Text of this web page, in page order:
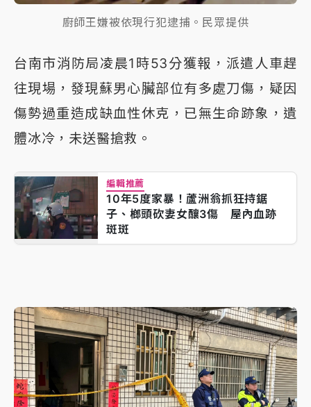
廚師王嫌被依現行犯逮捕。民眾提供
台南市消防局凌晨1時53分獲報，派遣人車趕
往現場，發現蘇男心臟部位有多處刀傷，疑因
傷勢過重造成缺血性休克，已無生命跡象，遺
體冰冷，未送醫搶救。
編輯推薦
10年5度家暴！蘆洲翁抓狂持鋸
子、榔頭砍妻女釀3傷 屋內血跡
斑斑